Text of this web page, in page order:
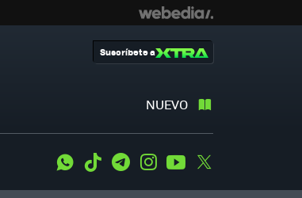
NUEVO
Suscríbete a
WhatsApp
Tiktok TelegramInstagramYoutube